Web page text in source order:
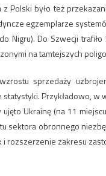
Polski było też
egzemplarze
Nigru). Do Szwecji
na tamtejszych
sprzedaży
Przykładowo, w
Ukrainę (na 11
sektora obronnego
i rozszerzenie zakresu